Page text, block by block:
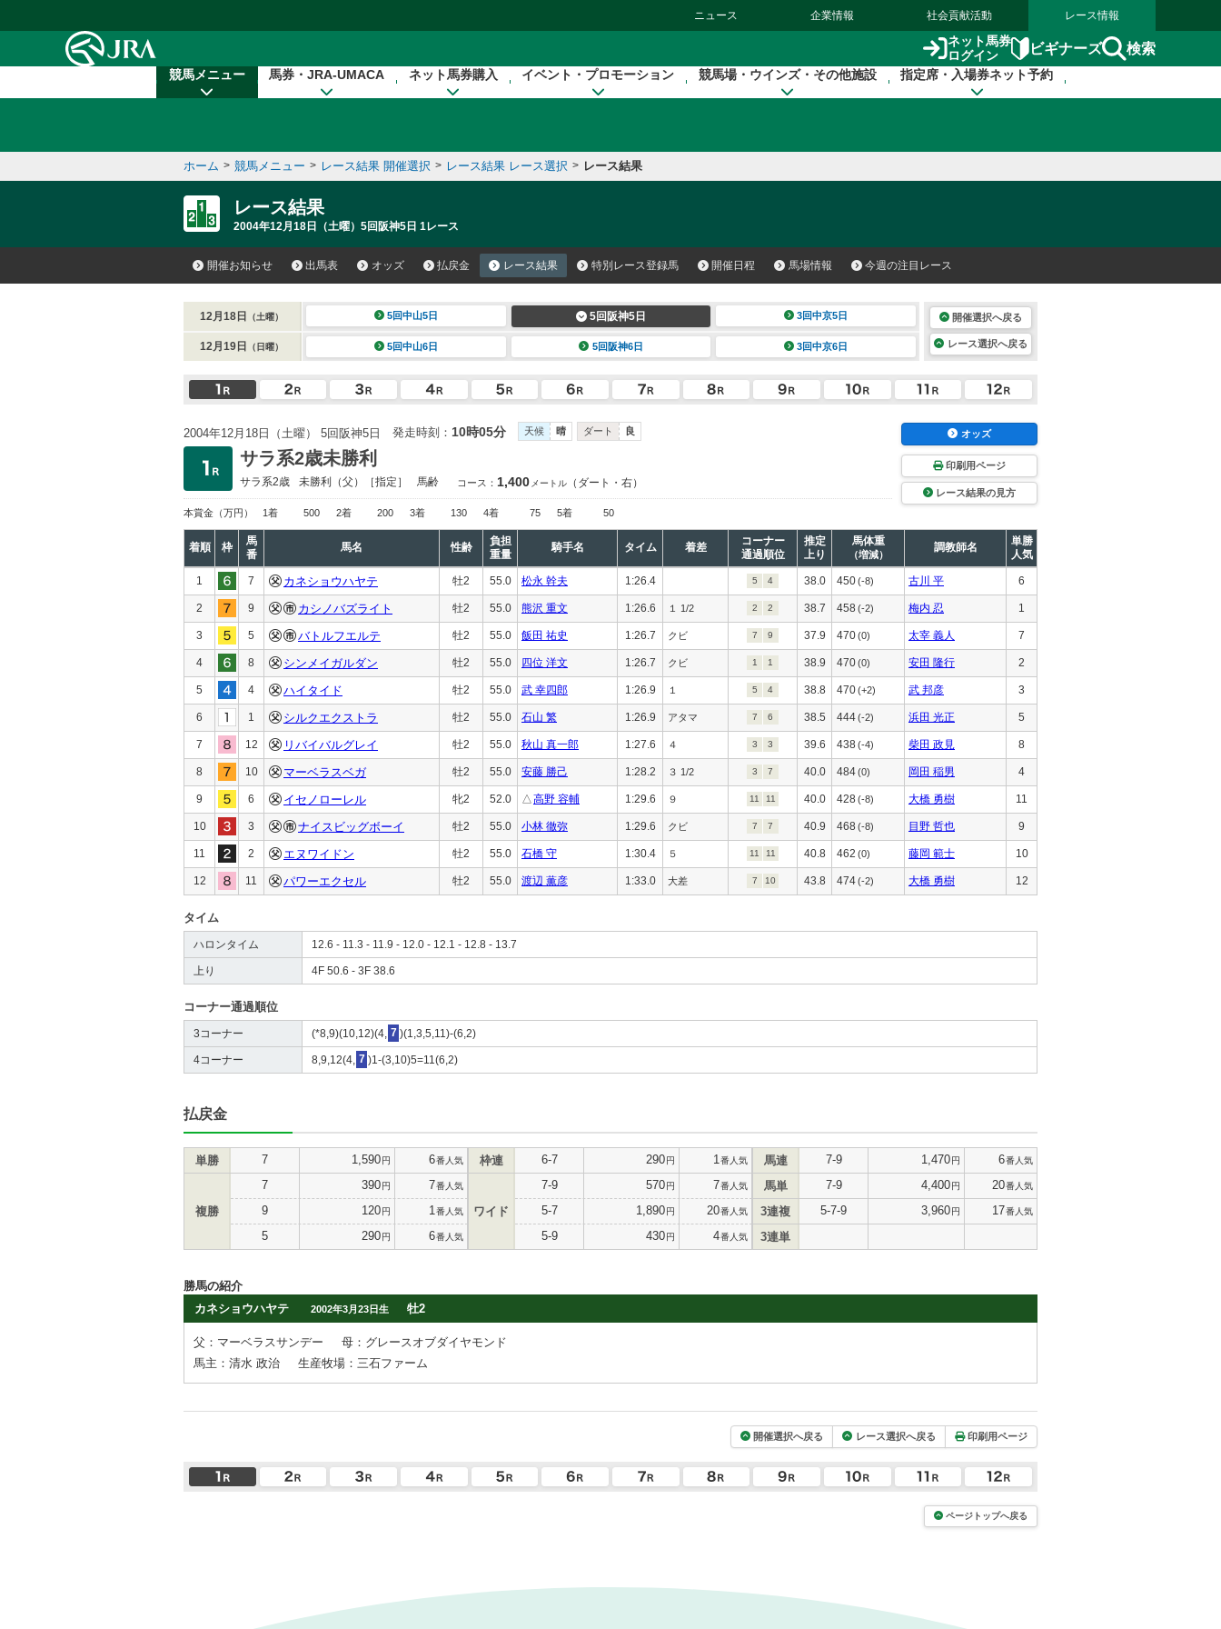
ニュース 企業情報 社会貢献活動 レース情報
ネット馬券
ログイン
ビギナーズ 検索
競馬メニュー 馬券・JRA-UMACA ネット馬券購入 イベント・プロモーション 競馬場・ウインズ・その他施設 指定席・入場券ネット予約
ホーム > 競馬メニュー > レース結果 開催選択 > レース結果 レース選択 > レース結果
レース結果
2004年12月18日（土曜）5回阪神5日 1レース
開催お知らせ 出馬表 オッズ 払戻金 レース結果 特別レース登録馬 開催日程 馬場情報 今週の注目レース
12月18日 （土曜） 5回中山5日 5回阪神5日 3回中京5日
12月19日 （日曜） 5回中山6日 5回阪神6日 3回中京6日
開催選択へ戻る
レース選択へ戻る
2004年12月18日（土曜） 5回阪神5日 発走時刻： 10時05分 天候 晴 ダート 良
サラ系2歳未勝利
サラ系2歳 未勝利 （父）［指定］ 馬齢 コース： 1,400 メートル （ダート・右）
本賞金 （万円） 1着 500 2着 200 3着 130 4着 75 5着 50
オッズ
印刷用ページ
レース結果の見方
着順 枠
馬
番
馬名 性齢
負担
重量
騎手名 タイム 着差
コーナー
通過順位
推定
上り
馬体重
（増減）
調教師名
単勝
人気
1 7 カネショウハヤテ 牡2 55.0 松永 幹夫 1:26.4 5 4 38.0 450(-8) 古川 平 6
2 9 カシノバズライト 牡2 55.0 熊沢 重文 1:26.6 １ 1/2 2 2 38.7 458 (-2) 梅内 忍 1
3 5 バトルフエルテ 牡2 55.0 飯田 祐史 1:26.7 クビ 7 9 37.9 470(0) 太宰 義人 7
4 8 シンメイガルダン 牡2 55.0 四位 洋文 1:26.7 クビ 1 1 38.9 470(0) 安田 隆行 2
5 4 ハイタイド 牡2 55.0 武 幸四郎 1:26.9 １ 5 4 38.8 470(+2) 武 邦彦 3
6 1 シルクエクストラ 牡2 55.0 石山 繁 1:26.9 アタマ 7 6 38.5 444(-2) 浜田 光正 5
7 12 リバイバルグレイ 牡2 55.0 秋山 真一郎 1:27.6 ４ 3 3 39.6 438(-4) 柴田 政見 8
8 10 マーベラスベガ 牡2 55.0 安藤 勝己 1:28.2 ３ 1/2 3 7 40.0 484(0) 岡田 稲男 4
9 6 イセノローレル 牝2 52.0 △高野 容輔 1:29.6 ９ 11 11 40.0 428(-8) 大橋 勇樹 11
10 3 ナイスビッグボーイ 牡2 55.0 小林 徹弥 1:29.6 クビ 7 7 40.9 468 (-8) 目野 哲也 9
11 2 エヌワイドン 牡2 55.0 石橋 守 1:30.4 ５ 11 11 40.8 462 (0) 藤岡 範士 10
12 11 パワーエクセル 牡2 55.0 渡辺 薫彦 1:33.0 大差 7 10 43.8 474(-2) 大橋 勇樹 12
タイム
ハロンタイム 12.6 - 11.3 - 11.9 - 12.0 - 12.1 - 12.8 - 13.7
上り 4F 50.6 - 3F 38.6
コーナー通過順位
3コーナー (*8,9)(10,12)(4, 7 )(1,3,5,11)-(6,2)
4コーナー 8,9,12(4, 7 )1-(3,10)5=11(6,2)
払戻金
単勝 7 1,590円 6番人気
複勝
7 390円 7番人気
9 120円 1 番人気
5 290円 6番人気
枠連 6-7 290円 1 番人気
ワイド
7-9 570円 7番人気
5-7 1,890円 20番人気
5-9 430円 4番人気
馬連 7-9 1,470円 6番人気
馬単 7-9 4,400円 20番人気
3連複 5-7-9 3,960円 17番人気
3連単
勝馬の紹介
カネショウハヤテ
2002年3月23日生 牡2
父：マーベラスサンデー
母：グレースオブダイヤモンド
馬主：清水 政治
生産牧場：三石ファーム
開催選択へ戻る レース選択へ戻る 印刷用ページ
ページトップへ戻る